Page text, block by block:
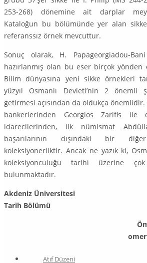
253-268) dönemine ait darp­lar
Kataloğun bu bölümünde yer alan
referanssız örnek mevcuttur.
Sonuç olarak, H. Papageorgiadou-
hazırlanmış olan bu eser birçok
Bilim dünyasına yeni sikke örnekleri
yüzyıl Osmanlı Devleti’nin 2 önemli
getirmesi açısından da oldukça
bankerlerinden Georgios Zarifis ile
idarecilerinden, ilk nü­mismat
başarılarının dışındaki bir
koleksiyonerliktir. Ancak ne yazık ki,
ko­lek­si­yon­culuğu tarihi üzerine
bulunmaktadır.
Akdeniz Üniversitesi
Tarih Bölümü
Atıf Düzeni